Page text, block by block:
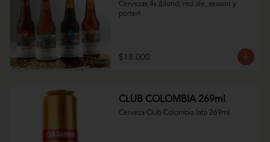
Cervezas 4s (blond, red ale, season y
porter)
$18.000
CLUB COLOMBIA 269ml
Cerveza Club Colombia lata 269ml